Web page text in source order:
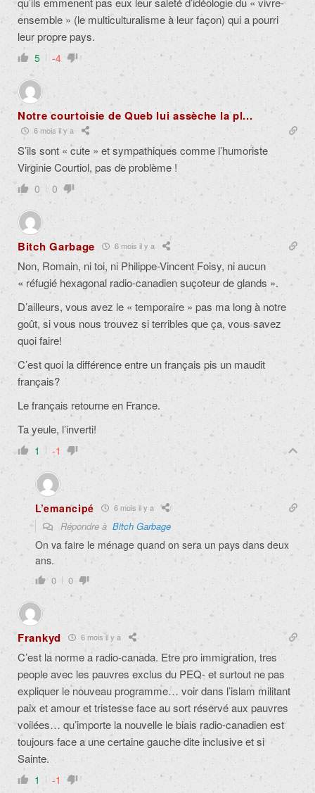
ensemble » (le multiculturalisme à leur façon) qui a pourri
leur propre pays.
5 -4
Notre courtoisie de Queb lui assèche la pl...
6 mois il y a
S’ils sont « cute » et sympathiques comme l’humoriste
Virginie Courtiol, pas de problème !
0 0
Bitch Garbage 6 mois il y a
Non, Romain, ni toi, ni Philippe-Vincent Foisy, ni aucun
« réfugié hexagonal radio-canadien suçoteur de glands ».
D’ailleurs, vous avez le « temporaire » pas ma long à notre
goût, si vous nous trouvez si terribles que ça, vous savez
quoi faire!
C’est quoi la différence entre un français pis un maudit
français?
Le français retourne en France.
Ta yeule, l’inverti!
1 -1
L’emancipé 6 mois il y a
Répondre à Bitch Garbage
On va faire le ménage quand on sera un pays dans deux
ans.
0 0
Frankyd 6 mois il y a
C’est la norme a radio-canada. Etre pro immigration, tres
people avec les pauvres exclus du PEQ- et surtout ne pas
expliquer le nouveau programme… voir dans l’islam militant
paix et amour et tristesse face au sort réservé aux pauvres
voilées… qu’importe la nouvelle le biais radio-canadien est
toujours face a une certaine gauche dite inclusive et si
Sainte.
1 -1